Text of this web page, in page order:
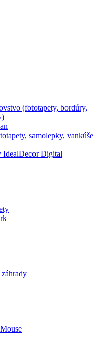
(fototapety, bordúry,
samolepky, vankúše
IdealDecor Digital